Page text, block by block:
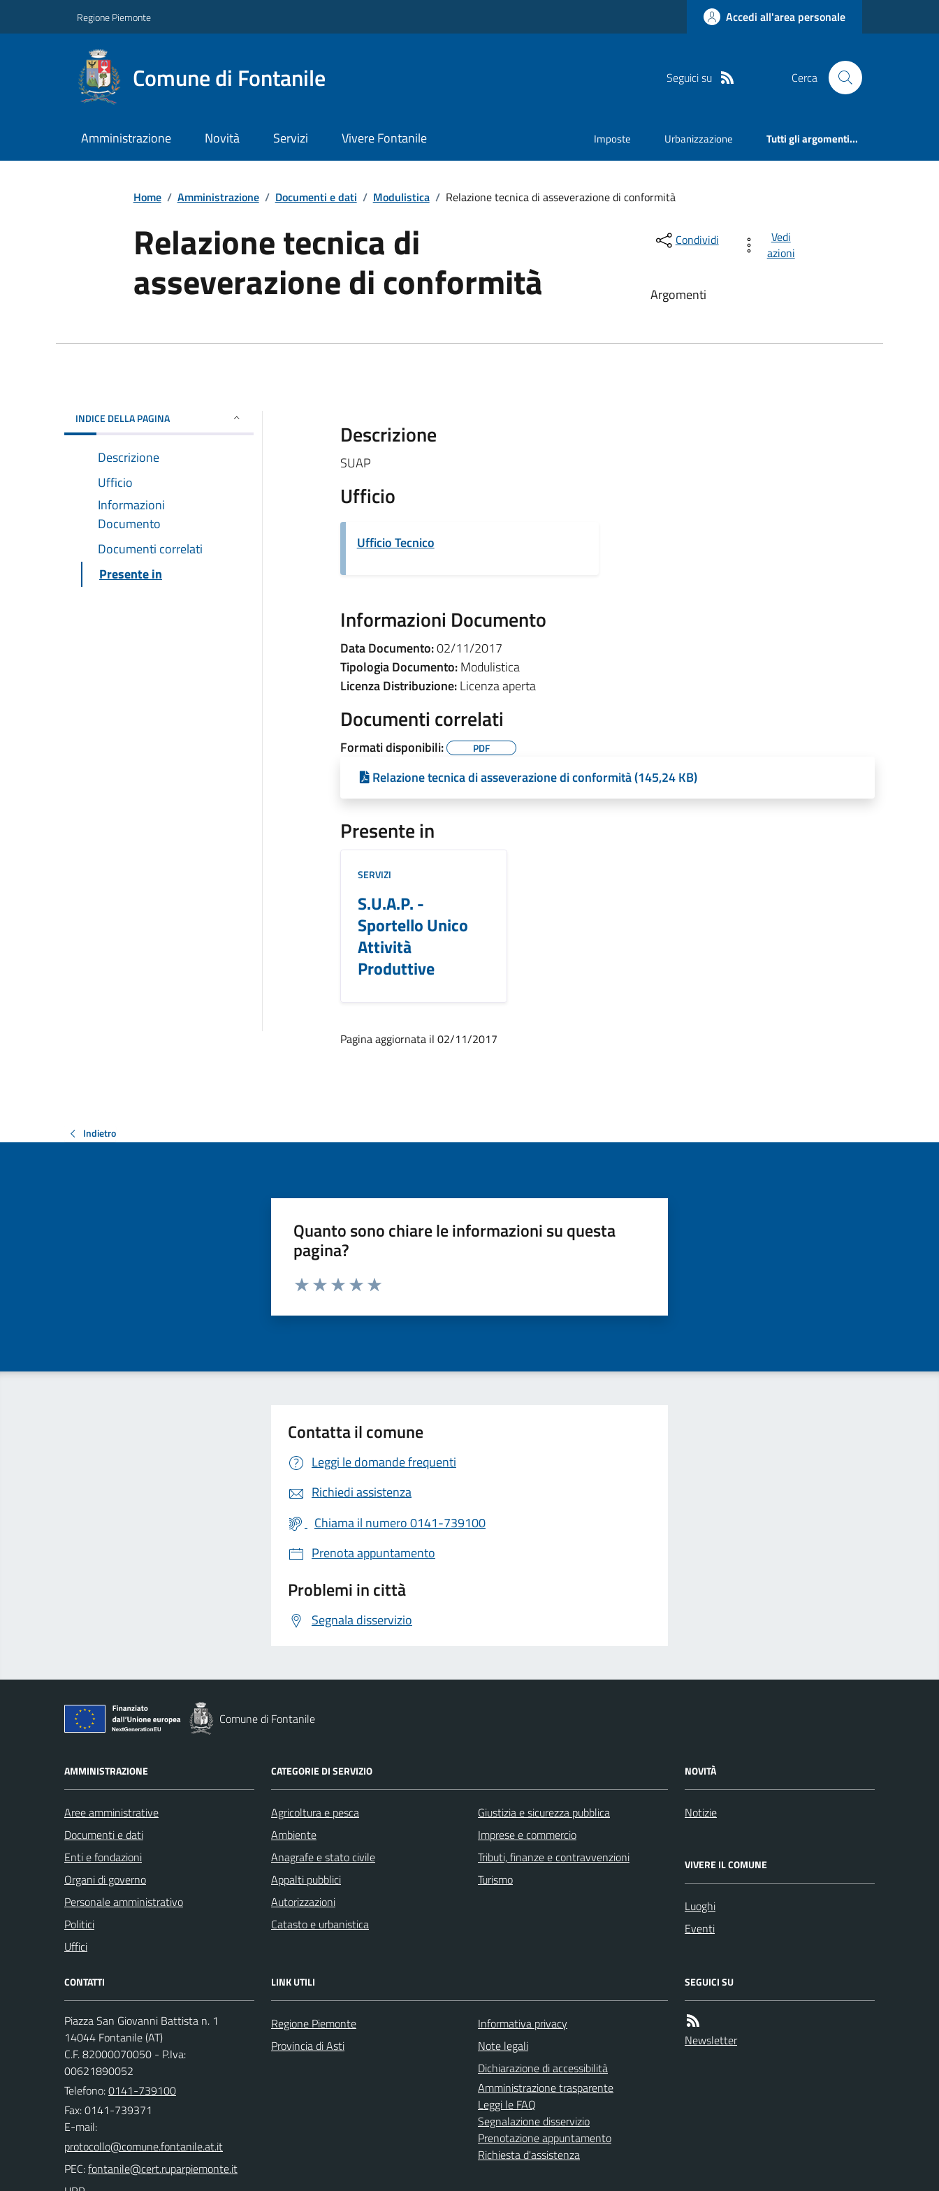
Regione Piemonte Accedi all'area personale
Comune di Fontanile Seguici su Cerca
Amministrazione Novità Servizi Vivere Fontanile Imposte Urbanizzazione Tutti gli argomenti...
Home / Amministrazione / Documenti e dati / Modulistica / Relazione tecnica di asseverazione di conformità
Relazione tecnica di
asseverazione di conformità
Condividi
Vedi
azioni
Argomenti
INDICE DELLA PAGINA
Descrizione
Ufficio
Informazioni
Documento
Documenti correlati
Presente in
Descrizione
SUAP
Ufficio
Ufficio Tecnico
Informazioni Documento
Data Documento:02/11/2017
Tipologia Documento:Modulistica
Licenza Distribuzione:Licenza aperta
Documenti correlati
Formati disponibili: PDF
Relazione tecnica di asseverazione di conformità (145,24 KB)
Presente in
SERVIZI
S.U.A.P. -
Sportello Unico
Attività
Produttive
Pagina aggiornata il 02/11/2017
Indietro
Quanto sono chiare le informazioni su questa
pagina?
Valuta da 1 a 5 stelle la pagina
Contatta il comune
Leggi le domande frequenti
Richiedi assistenza
Chiama il numero 0141-739100
Prenota appuntamento
Problemi in città
Segnala disservizio
Comune di Fontanile
AMMINISTRAZIONE
Aree amministrative
Documenti e dati
Enti e fondazioni
Organi di governo
Personale amministrativo
Politici
Uffici
CATEGORIE DI SERVIZIO
Agricoltura e pesca
Ambiente
Anagrafe e stato civile
Appalti pubblici
Autorizzazioni
Catasto e urbanistica
Giustizia e sicurezza pubblica
Imprese e commercio
Tributi, finanze e contravvenzioni
Turismo
NOVITÀ
Notizie
VIVERE IL COMUNE
Luoghi
Eventi
CONTATTI
Piazza San Giovanni Battista n. 1
14044 Fontanile (AT)
C.F. 82000070050 - P.Iva:
00621890052
Telefono:0141-739100
Fax: 0141-739371
E-mail:
PEC:
LINK UTILI
Regione Piemonte
Provincia di Asti
Informativa privacy
Note legali
Dichiarazione di accessibilità
Amministrazione trasparente
Leggi le FAQ
Segnalazione disservizio
Prenotazione appuntamento
Richiesta d'assistenza
SEGUICI SU
Newsletter